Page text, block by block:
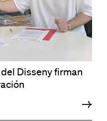
Disseny firman